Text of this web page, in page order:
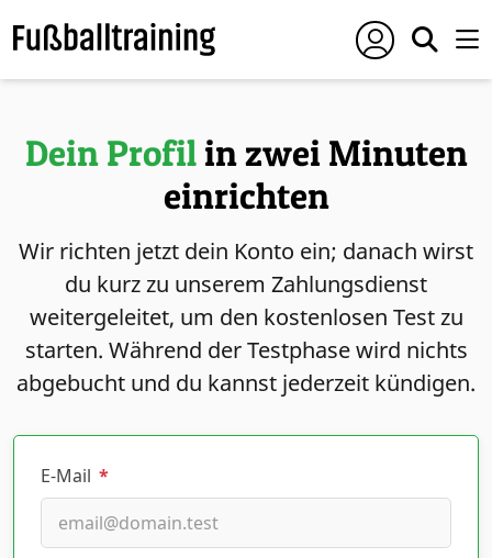
Dein Profilin zwei Minuten
einrichten
Wir richten jetzt dein Konto ein; danach wirst
du kurz zu unserem Zahlungsdienst
weitergeleitet, um den kostenlosen Test zu
starten. Während der Testphase wird nichts
abgebucht und du kannst jederzeit kündigen.
E-Mail *